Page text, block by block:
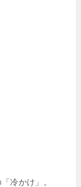
冷かけ」。